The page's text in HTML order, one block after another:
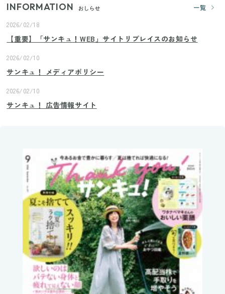
INFORMATION おしらせ
一覧
2026/02/18
【重要】「サンキュ！WEB」サイトリプレイスのお知らせ
2026/02/10
サンキュ！ メディアポリシー
2026/02/10
サンキュ！ 広告情報サイト